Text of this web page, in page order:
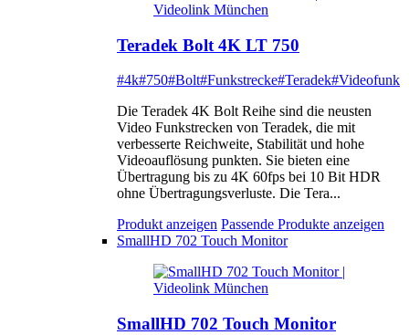
Teradek Bolt 4K LT 750
#4k#750#Bolt#Funkstrecke#Teradek#Videofunk
Die Teradek 4K Bolt Reihe sind die neusten
Video Funkstrecken von Teradek, die mit
verbesserte Reichweite, Stabilität und hohe
Videoauflösung punkten. Sie bieten eine
Übertragung bis zu 4K 60fps bei 10 Bit HDR
ohne Übertragungsverluste. Die Tera...
Produkt anzeigen Passende Produkte anzeigen
SmallHD 702 Touch Monitor
SmallHD 702 Touch Monitor